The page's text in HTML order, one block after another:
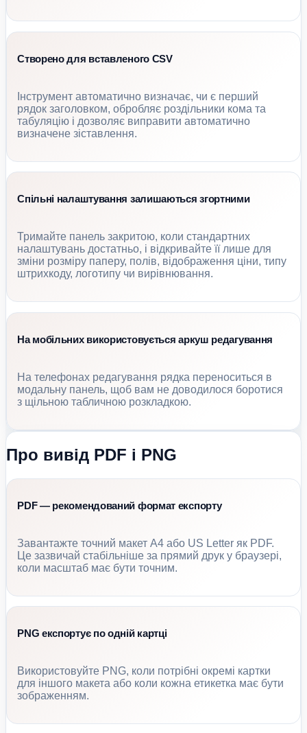
Створено для вставленого CSV
Інструмент автоматично визначає, чи є перший
рядок заголовком, обробляє роздільники кома та
табуляцію і дозволяє виправити автоматично
визначене зіставлення.
Спільні налаштування залишаються згортними
Тримайте панель закритою, коли стандартних
налаштувань достатньо, і відкривайте її лише для
зміни розміру паперу, полів, відображення ціни, типу
штрихкоду, логотипу чи вирівнювання.
На мобільних використовується аркуш редагування
На телефонах редагування рядка переноситься в
модальну панель, щоб вам не доводилося боротися
з щільною табличною розкладкою.
Про вивід PDF і PNG
PDF — рекомендований формат експорту
Завантажте точний макет A4 або US Letter як PDF.
Це зазвичай стабільніше за прямий друк у браузері,
коли масштаб має бути точним.
PNG експортує по одній картці
Використовуйте PNG, коли потрібні окремі картки
для іншого макета або коли кожна етикетка має бути
зображенням.